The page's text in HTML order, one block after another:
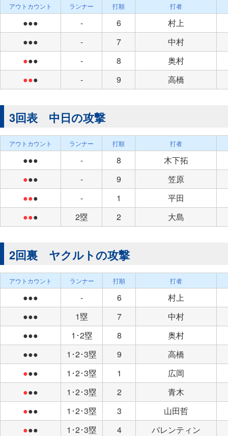
アウトカウント ランナー 打順 打者
●●● - 6
村上
●●●
- 7
中村
●●● - 8
奥村
●●● - 9 高橋
3回表 中日の攻撃
アウトカウント ランナー 打順 打者
●●● - 8
木下拓
●●● - 9
笠原
●●● - 1
平田
●●● 2塁 2 大島
2回裏 ヤクルトの攻撃
アウトカウント ランナー 打順 打者
●●● - 6
村上
●●●
1塁 7
中村
●●●
1･2塁 8
奥村
●●●
1･2･3塁 9
高橋
●●● 1･2･3塁 1
広岡
●●● 1･2･3塁 2
青木
●●● 1･2･3塁 3
山田哲
●●● 1･2･3塁 4
バレンティン